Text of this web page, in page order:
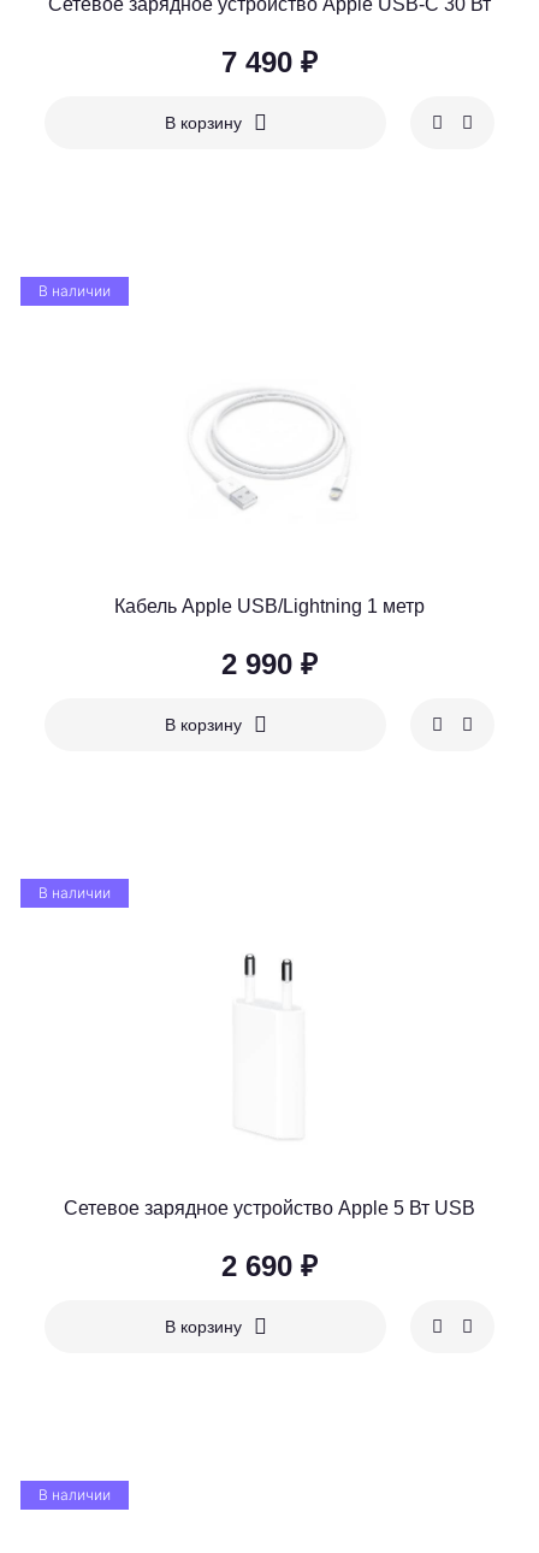
Сетевое зарядное устройство Apple USB-C 30 Вт
7 490 ₽
В корзину
В наличии
Кабель Apple USB/Lightning 1 метр
2 990 ₽
В корзину
В наличии
Сетевое зарядное устройство Apple 5 Вт USB
2 690 ₽
В корзину
В наличии